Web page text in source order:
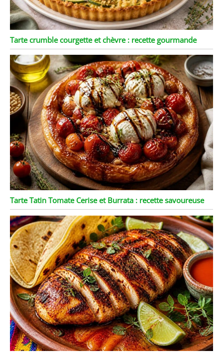
Tarte crumble courgette et chèvre : recette gourmande
Tarte Tatin Tomate Cerise et Burrata : recette savoureuse